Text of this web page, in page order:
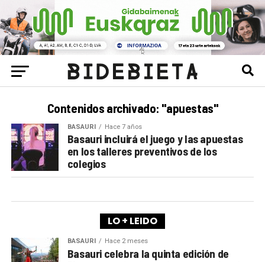
Contenidos archivado: "apuestas"
BASAURI Hace 7 años
Basauri incluirá el juego y las apuestas
en los talleres preventivos de los
colegios
LO + LEIDO
BASAURI Hace 2 meses
Basauri celebra la quinta edición de